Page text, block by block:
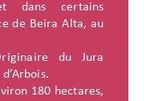
dans certains
de Beira Alta, au
du Jura
180 hectares,